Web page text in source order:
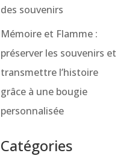
des souvenirs
Mémoire et Flamme :
préserver les souvenirs et
transmettre l’histoire
grâce à une bougie
personnalisée
Catégories